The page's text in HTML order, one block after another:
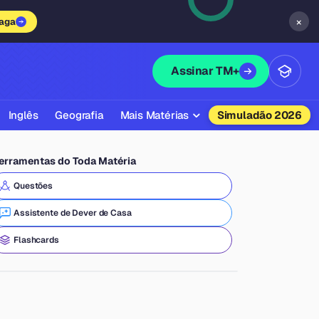
×
Assinar TM+
Inglês Geografia Mais Matérias
Química
Física
Filosofia
Simuladão 2026
do Toda Matéria
Questões
Assistente de Dever de Casa
Flashcards